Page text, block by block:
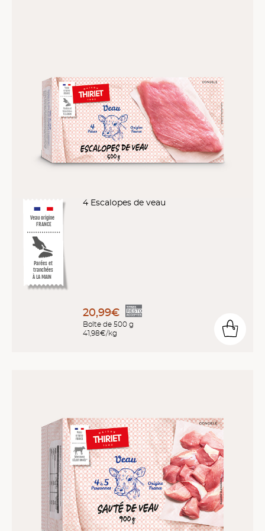
Veau origine
FRANCE
Parées et
tranchées
À LA MAIN
4 Escalopes de veau
20,99€
Boîte de 500 g
41,98€/kg